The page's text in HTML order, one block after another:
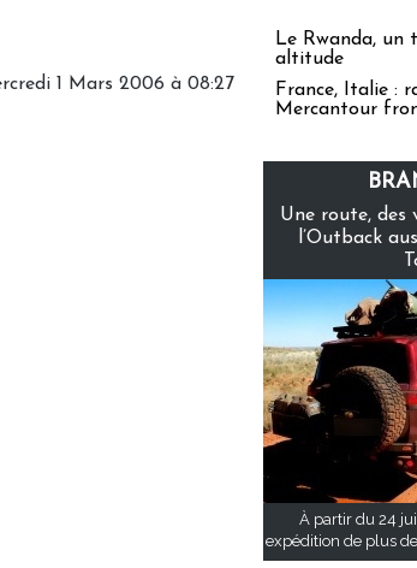
1 Mars 2006 à 08:27
Le Rwanda, un
altitude
France, Italie :
Mercantour
Une route, des
l’Outback
À partir du 24
expédition de plus